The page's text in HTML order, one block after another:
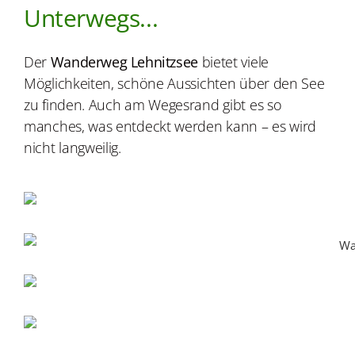
Unterwegs...
Der Wanderweg Lehnitzseebietet viele
Möglichkeiten, schöne Aussichten über den See
zu finden. Auch am Wegesrand gibt es so
manches, was entdeckt werden kann – es wird
nicht langweilig.